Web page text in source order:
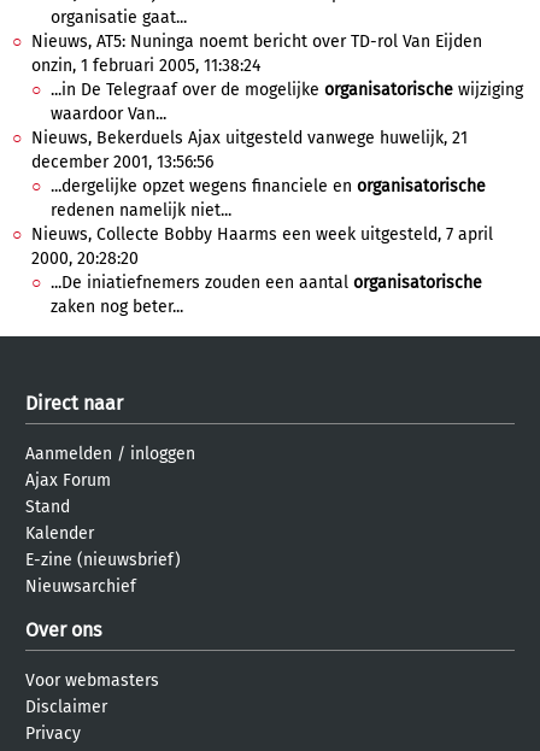
organisatie gaat...
Nieuws, AT5: Nuninga noemt bericht over TD-rol Van Eijden
onzin, 1 februari 2005, 11:38:24
...in De Telegraaf over de mogelijke organisatorische wijziging
waardoor Van...
Nieuws, Bekerduels Ajax uitgesteld vanwege huwelijk, 21
december 2001, 13:56:56
...dergelijke opzet wegens financiele en organisatorische
redenen namelijk niet...
Nieuws, Collecte Bobby Haarms een week uitgesteld, 7 april
2000, 20:28:20
...De iniatiefnemers zouden een aantal organisatorische
zaken nog beter...
Direct naar
Aanmelden / inloggen
Ajax Forum
Stand
Kalender
E-zine (nieuwsbrief)
Nieuwsarchief
Over ons
Voor webmasters
Disclaimer
Privacy